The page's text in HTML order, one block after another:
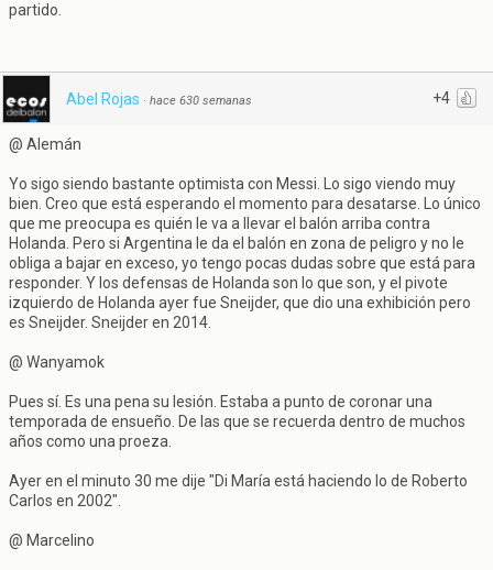
partido.
+4
Abel Rojas · hace 630 semanas
@ Alemán
Yo sigo siendo bastante optimista con Messi. Lo sigo viendo muy
bien. Creo que está esperando el momento para desatarse. Lo único
que me preocupa es quién le va a llevar el balón arriba contra
Holanda. Pero si Argentina le da el balón en zona de peligro y no le
obliga a bajar en exceso, yo tengo pocas dudas sobre que está para
responder. Y los defensas de Holanda son lo que son, y el pivote
izquierdo de Holanda ayer fue Sneijder, que dio una exhibición pero
es Sneijder. Sneijder en 2014.
@ Wanyamok
Pues sí. Es una pena su lesión. Estaba a punto de coronar una
temporada de ensueño. De las que se recuerda dentro de muchos
años como una proeza.
Ayer en el minuto 30 me dije "Di María está haciendo lo de Roberto
Carlos en 2002".
@ Marcelino